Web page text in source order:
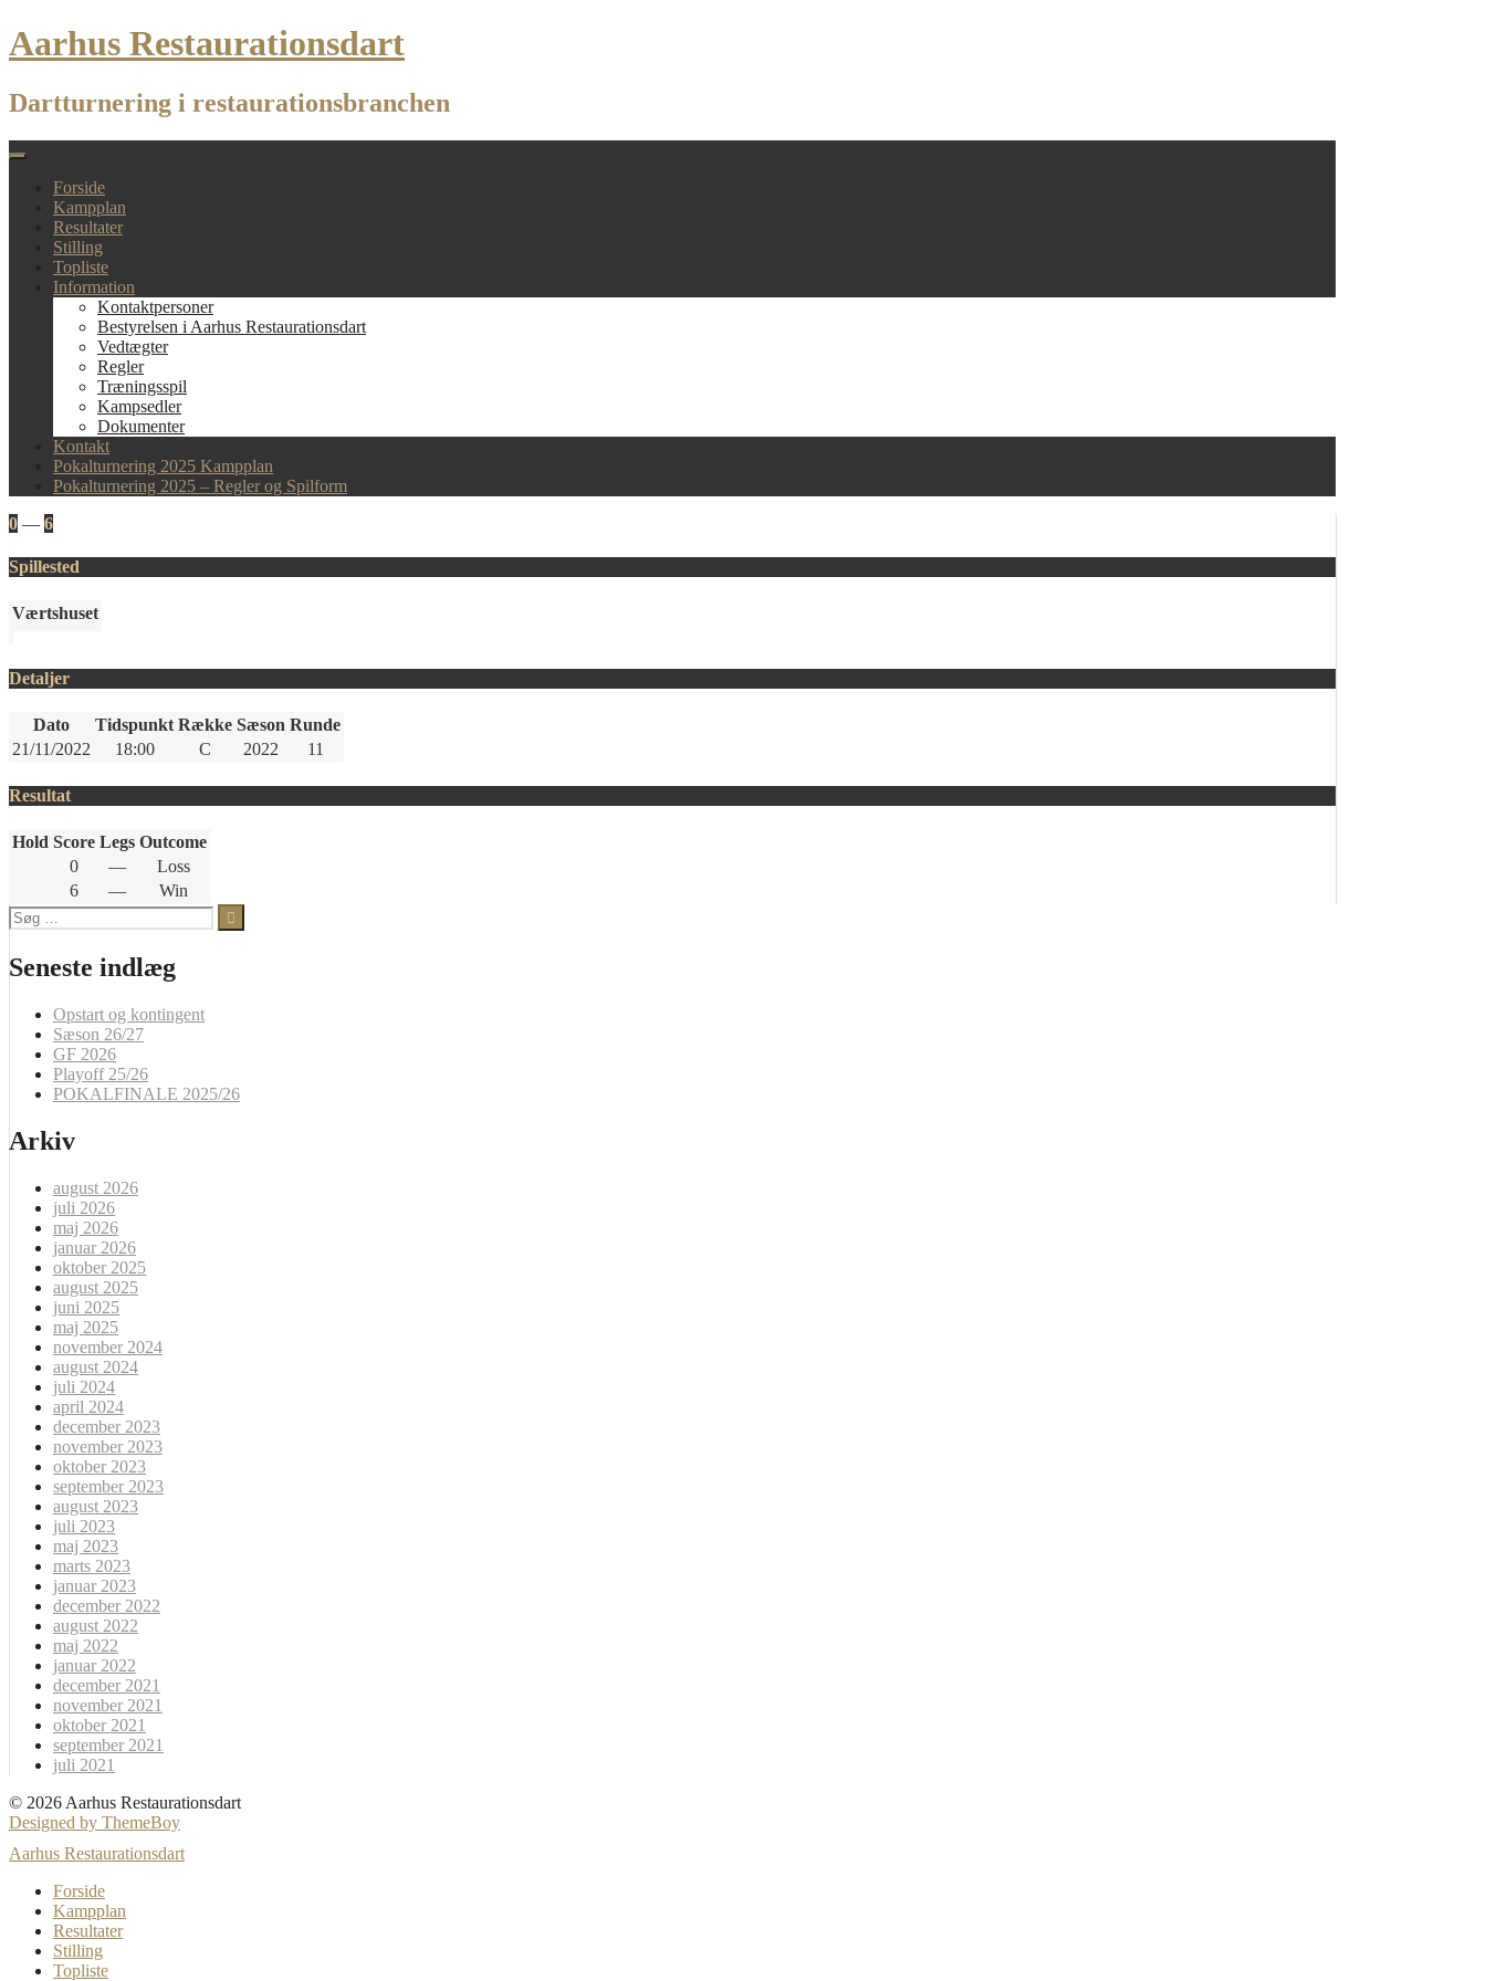
Skip
to
Aarhus Restaurationsdart
Dartturnering i restaurationsbranchen
Forside
Kampplan
Resultater
Stilling
Topliste
Information
Kontaktpersoner
Bestyrelsen i Aarhus Restaurationsdart
Vedtægter
Regler
Træningsspil
Kampsedler
Dokumenter
Kontakt
Pokalturnering 2025 Kampplan
Pokalturnering 2025 – Regler og Spilform
0 — 6
Spillested
Værtshuset
Detaljer
Dato Tidspunkt Række Sæson Runde
21/11/2022
18:00 C 2022 11
Resultat
Hold Score Legs Outcome
0
—
Loss
6
—
Win
Søg
efter:
Seneste indlæg
Opstart og kontingent
Sæson 26/27
GF 2026
Playoff 25/26
POKALFINALE 2025/26
Arkiv
august 2026
juli 2026
maj 2026
januar 2026
oktober 2025
august 2025
juni 2025
maj 2025
november 2024
august 2024
juli 2024
april 2024
december 2023
november 2023
oktober 2023
september 2023
august 2023
juli 2023
maj 2023
marts 2023
januar 2023
december 2022
august 2022
maj 2022
januar 2022
december 2021
november 2021
oktober 2021
september 2021
juli 2021
© 2026 Aarhus Restaurationsdart
Designed by ThemeBoy
Aarhus Restaurationsdart
Forside
Kampplan
Resultater
Stilling
Topliste